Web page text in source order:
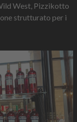
West, Pizzikotto
strutturato per i